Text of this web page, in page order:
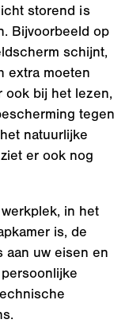
storend is
Bijvoorbeeld op
schijnt,
extra moeten
ook bij het lezen,
tegen
natuurlijke
er ook nog
in het
is, de
aan uw eisen en